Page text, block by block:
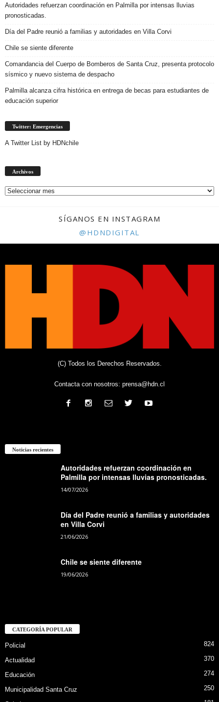
Autoridades refuerzan coordinación en Palmilla por intensas lluvias
pronosticadas.
Día del Padre reunió a familias y autoridades en Villa Corvi
Chile se siente diferente
Comandancia del Cuerpo de Bomberos de Santa Cruz, presenta protocolo
sísmico y nuevo sistema de despacho
Palmilla alcanza cifra histórica en entrega de becas para estudiantes de
educación superior
Twitter: Emergencias
A Twitter List by HDNchile
Archivos
SÍGANOS EN INSTAGRAM
@HDNDIGITAL
(C) Todos los Derechos Reservados.
Contacta con nosotros: prensa@hdn.cl
Noticias recientes
Autoridades refuerzan coordinación en
Palmilla por intensas lluvias pronosticadas.
14/07/2026
Día del Padre reunió a familias y autoridades
en Villa Corvi
21/06/2026
Chile se siente diferente
19/06/2026
CATEGORÍA POPULAR
Policial 824
Actualidad 370
Educación 274
Municipalidad Santa Cruz 250